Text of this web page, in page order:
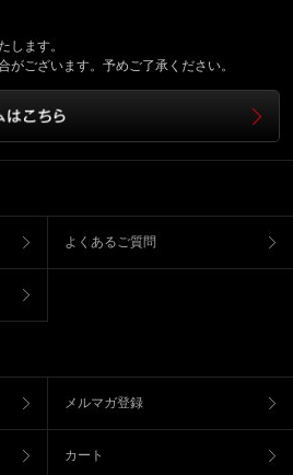
します。
がございます。予めご了承ください。
よくあるご質問
メルマガ登録
カート